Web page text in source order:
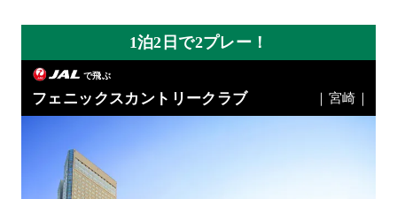
1泊2日で2プレー！
で飛ぶ
フェニックスカントリークラブ ｜宮崎｜